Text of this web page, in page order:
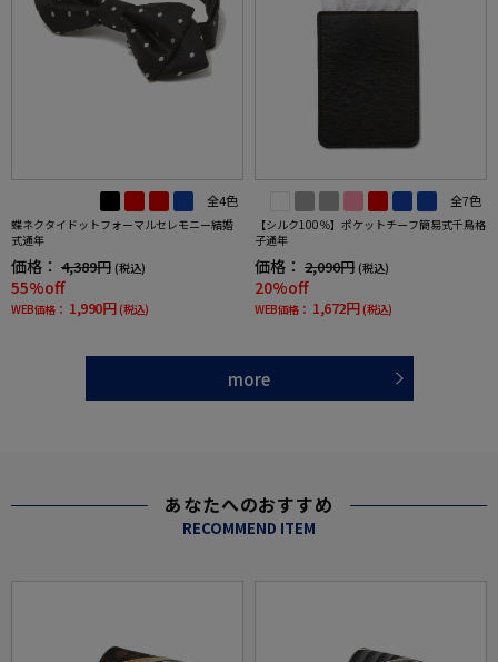
全4色
蝶ネクタイドットフォーマルセレモニー結婚
式通年
価格： 4,389円 (税込)
55%off
WEB価格： 1,990円 (税込)
全7色
【シルク100％】ポケットチーフ簡易式千鳥格
子通年
価格： 2,090円 (税込)
20%off
WEB価格： 1,672円 (税込)
more
あなたへのおすすめ
RECOMMEND ITEM